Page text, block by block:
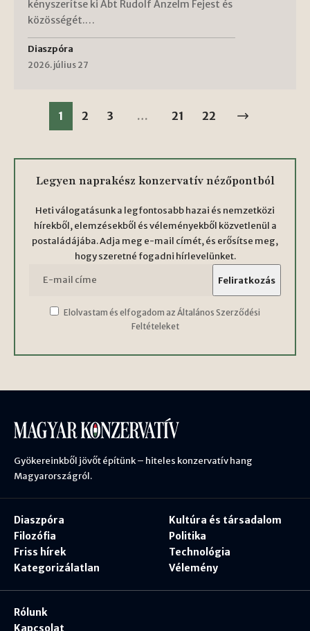
kényszerítse ki Abt Rudolf Anzelm Fejest és
közösségét.…
Diaszpóra
2026. július 27
1 2 3 … 21 22
Legyen naprakész konzervatív nézőpontból
Heti válogatásunk a legfontosabb hazai és nemzetközi
hírekből, elemzésekből és véleményekből közvetlenül a
postaládájába. Adja meg e-mail címét, és erősítse meg,
hogy szeretné fogadni hírlevelünket.
Elolvastam és elfogadom az Általános Szerződési
Feltételeket
Gyökereinkből jövőt építünk – hiteles konzervatív hang
Magyarországról.
Diaszpóra
Filozófia
Friss hírek
Kategorizálatlan
Kultúra és társadalom
Politika
Technológia
Vélemény
Rólunk
Kapcsolat